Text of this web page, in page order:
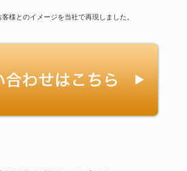
様とのイメージを当社で再現しました。